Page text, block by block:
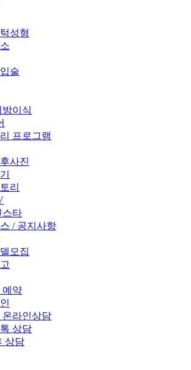
성형
술
방이식
프로그램
사진
리
스타
/ 공지사항
모집
예약
온라인상담
상담
상담